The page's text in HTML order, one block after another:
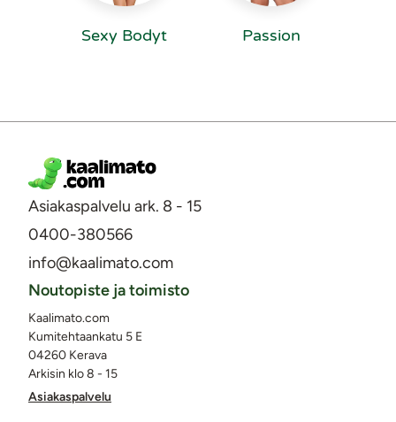
Sexy Bodyt Passion
Asiakaspalvelu ark. 8 - 15
0400-380566
info@kaalimato.com
Asiakaspalvelu
Noutopiste ja toimisto
Kaalimato.com
Kumitehtaankatu 5 E
04260 Kerava
Arkisin klo 8 - 15